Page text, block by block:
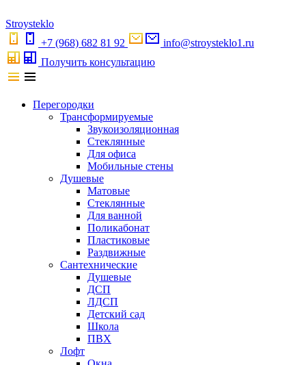
Stroysteklo
+7 (968) 682 81 92
info@stroysteklo1.ru
Получить консультацию
Перегородки
Трансформируемые
Звукоизоляционная
Стеклянные
Для офиса
Мобильные стены
Душевые
Матовые
Стеклянные
Для ванной
Поликабонат
Пластиковые
Раздвижные
Сантехнические
Душевые
ДСП
ЛДСП
Детский сад
Школа
ПВХ
Лофт